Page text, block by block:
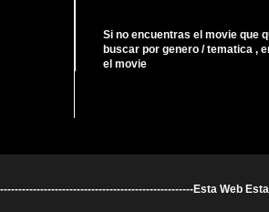
Si no encuentras el movie que
buscar por genero / tematica ,
el movie
Esta Web